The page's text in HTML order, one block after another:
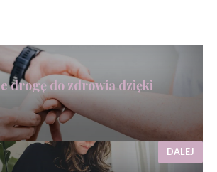
drogę do zdrowia dzięki
DALEJ